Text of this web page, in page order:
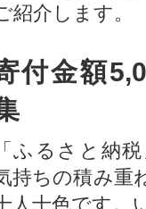
紹介します。
付金額
「ふるさと納
持ちの積み重
人十色です。